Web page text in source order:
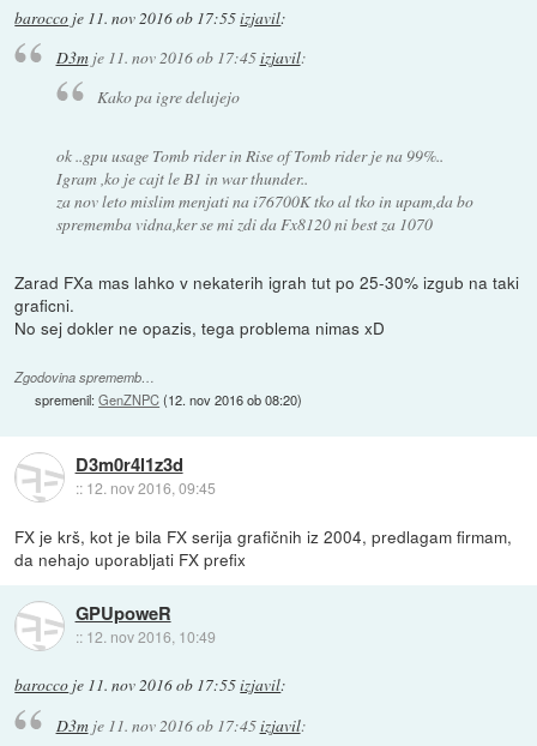
barocco je 11. nov 2016 ob 17:55izjavil:
D3mje 11. nov 2016 ob 17:45izjavil:
Kako pa igre delujejo
ok ..gpu usage Tomb rider in Rise of Tomb rider je na 99%..
Igram ,ko je cajt le B1 in war thunder..
za nov leto mislim menjati na i76700K tko al tko in upam,da bo
sprememba vidna,ker se mi zdi da Fx8120 ni best za 1070
Zarad FXa mas lahko v nekaterih igrah tut po 25-30% izgub na taki
graficni.
No sej dokler ne opazis, tega problema nimas xD
Zgodovina sprememb…
spremenil:GenZNPC(12. nov 2016 ob 08:20)
D3m0r4l1z3d
:: 12. nov 2016, 09:45
FX je krš, kot je bila FX serija grafičnih iz 2004, predlagam firmam,
da nehajo uporabljati FX prefix
GPUpoweR
:: 12. nov 2016, 10:49
barocco je 11. nov 2016 ob 17:55izjavil:
D3mje 11. nov 2016 ob 17:45izjavil: